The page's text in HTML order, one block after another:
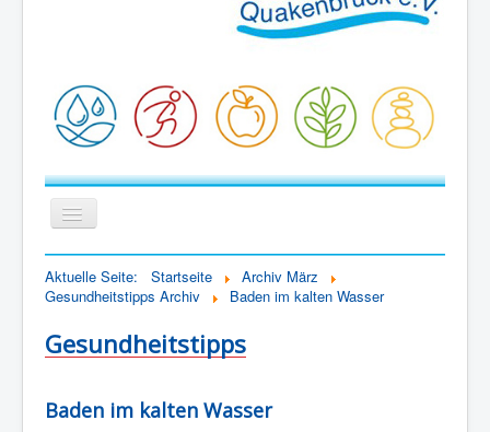
Home Wir über uns
Was wir machen
Unser Leitbild
Photogalerie
Aktuelle Seite: Startseite
Archiv März
Gesundheitstipps Archiv
Baden im kalten Wasser
Gesundheitstipps
Baden im kalten Wasser